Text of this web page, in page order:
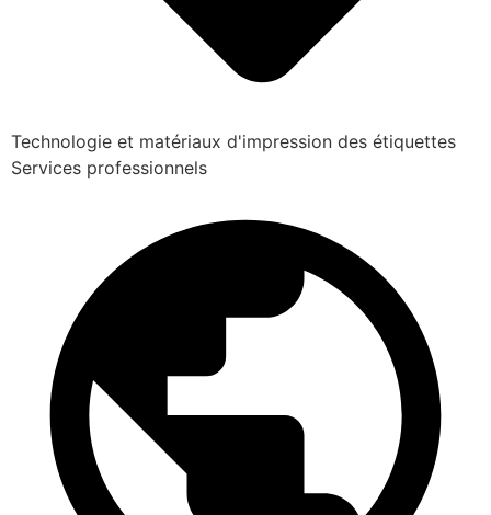
Technologie et matériaux d'impression des étiquettes
Services professionnels